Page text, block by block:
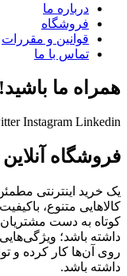
درباره ما
فروشگاه
قوانین و مقررات
تماس با ما
همراه ما باشید!
Instagram Linkedin
فروشگاه
یک خرید اینترنتی
کالاهایی متنوع،
کوتاه به دست
داشته باشد؛
روی آن‌ها کار کرده و
داشته باشد.